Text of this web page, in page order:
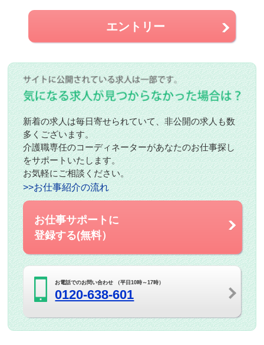
エントリー
新着の求人は毎日寄せられていて、非公開の求人も数
多くございます。
介護職専任のコーディネーターがあなたのお仕事探し
をサポートいたします。
お気軽にご相談ください。
>>お仕事紹介の流れ
お仕事サポートに
登録する(無料）
お電話でのお問い合わせ （平日10時～17時）
0120-638-601